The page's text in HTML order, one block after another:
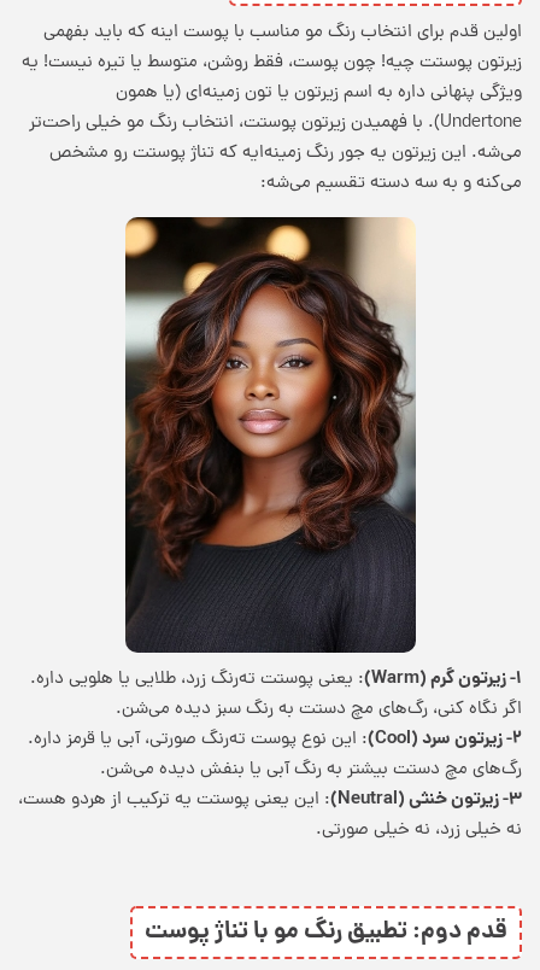
اولین قدم برای انتخاب رنگ مو مناسب با پوست اینه که باید بفهمی
زیرتون پوستت چیه! چون پوست، فقط روشن، متوسط یا تیره نیست! یه
ویژگی پنهانی داره به اسم زیرتون یا تون زمینه‌ای (یا همون
Undertone). با فهمیدن زیرتون پوستت، انتخاب رنگ مو خیلی راحت‌تر
می‌شه. این زیرتون یه جور رنگ زمینه‌ایه که تناژ پوستت رو مشخص
می‌کنه و به سه دسته تقسیم می‌شه:
۱- زیرتون گرم (Warm)
: یعنی پوستت ته‌رنگ زرد، طلایی یا هلویی داره.
اگر نگاه کنی، رگ‌های مچ دستت به رنگ سبز دیده می‌شن.
۲- زیرتون سرد (Cool)
: این نوع پوست ته‌رنگ صورتی، آبی یا قرمز داره.
رگ‌های مچ دستت بیشتر به رنگ آبی یا بنفش دیده می‌شن.
۳- زیرتون خنثی (Neutral)
: این یعنی پوستت یه ترکیب از هردو هست،
نه خیلی زرد، نه خیلی صورتی.
قدم دوم: تطبیق رنگ مو با تناژ پوست